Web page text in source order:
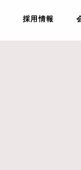
採用情報